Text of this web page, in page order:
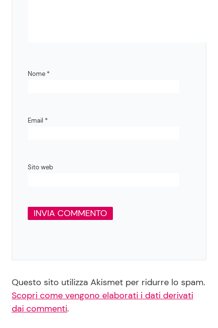
Nome *
Email *
Sito web
Questo sito utilizza Akismet per ridurre lo spam.
Scopri come vengono elaborati i dati derivati
dai commenti.